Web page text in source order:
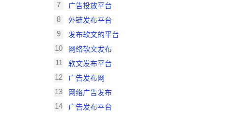
7 广告投放平台
8 外链发布平台
9 发布软文的平台
10 网络软文发布
11 软文发布平台
12 广告发布网
13 网络广告发布
14 广告发布平台